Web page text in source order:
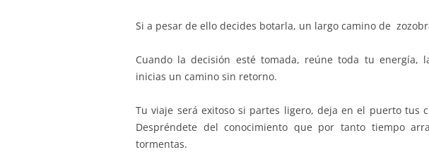
Si a pesar de ello decides botarla, un largo camino de
Cuando la decisión esté tomada, reúne toda tu energía,
inicias un camino sin retorno.
Tu viaje será exitoso si partes ligero, deja en el puerto tus
Despréndete del conocimiento que por tanto tiempo
tormentas.